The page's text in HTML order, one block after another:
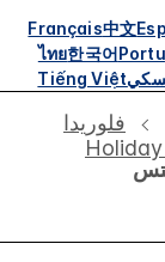
中文
Français
한국어
ไทย
Tiếng Việt
فلوريدا